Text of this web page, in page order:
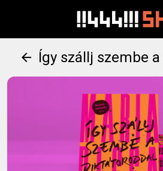
arrow_back Így szállj szembe